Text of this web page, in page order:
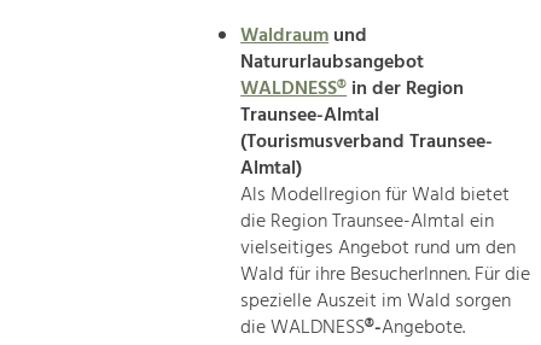
Waldraumund
Natururlaubsangebot
WALDNESS®in der Region
Traunsee-Almtal
(Tourismusverband Traunsee-
Almtal)
Als Modellregion für Wald bietet
die Region Traunsee-Almtal ein
vielseitiges Angebot rund um den
Wald für ihre BesucherInnen. Für die
spezielle Auszeit im Wald sorgen
die WALDNESS®-Angebote.